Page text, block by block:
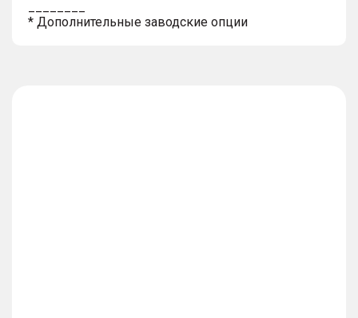
* Дополнительные заводские опции